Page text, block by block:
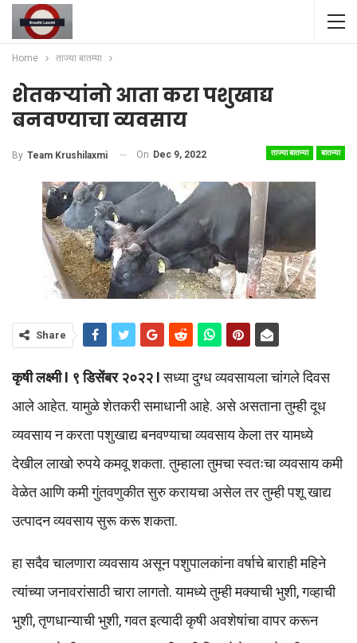
Home ताज्या बातम्या
शेतकऱ्यांनो आता करा पशुखाद्य
बनवण्याचा व्यवसाय
ताज्या बातम्या बातम्या
By Team Krushilaxmi On Dec 9, 2022
Share
कृषी लक्ष्मी I ९ डिसेंबर २०२२ Iसध्या दुग्ध व्यवसायला चांगले दिवस
आले आहेत. यामुळे शेतकरी समाधानी आहे. असे असताना तुम्ही दूध
व्यवसाय न करता पशुखाद्य बनवण्याचा व्यवसाय केला तर यामध्ये
देखील लाखो रुपये कमवू शकता. तुम्हाला तुमचा स्वतःचा व्यवसाय कमी
वेळेत आणि कमी गुंतवणुकीत सुरु करायचा असेल तर तुम्ही पशू खाद्य
उत्पादन व्यवसाय सुरू करू शकता.
हा सदैव चालणारा व्यवसाय असून पशुपालकांना वर्षाचे बाराही महिने
त्यांच्या जनावरांसाठी चारा लागतो. यामध्ये तुम्ही मक्याची भुशी, गव्हाची
भुशी, तृणधान्याची भुशी, गवत इत्यादी कृषी अवशेषांचा वापर करून